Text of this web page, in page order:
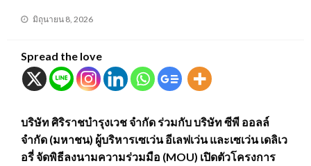
Posted
มิถุนายน 8, 2026
Spread the love
บริษัท ศิริราชบำรุงเวช จำกัด ร่วมกับ บริษัท ซีพี ออลล์
จำกัด (มหาชน) ผู้บริหารเซเว่น อีเลฟเว่น และเซเว่น เดลิเว
อรี่ จัดพิธีลงนามความร่วมมือ (MOU) เปิดตัวโครงการ